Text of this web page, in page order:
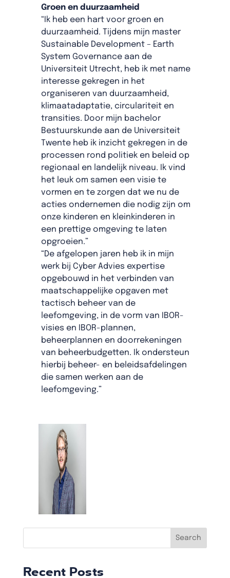
Groen en duurzaamheid
“Ik heb een hart voor groen en
duurzaamheid. Tijdens mijn master
Sustainable Development – Earth
System Governance aan de
Universiteit Utrecht, heb ik met name
interesse gekregen in het
organiseren van duurzaamheid,
klimaatadaptatie, circulariteit en
transities. Door mijn bachelor
Bestuurskunde aan de Universiteit
Twente heb ik inzicht gekregen in de
processen rond politiek en beleid op
regionaal en landelijk niveau. Ik vind
het leuk om samen een visie te
vormen en te zorgen dat we nu de
acties ondernemen die nodig zijn om
onze kinderen en kleinkinderen in
een prettige omgeving te laten
opgroeien.”
“De afgelopen jaren heb ik in mijn
werk bij Cyber Advies expertise
opgebouwd in het verbinden van
maatschappelijke opgaven met
tactisch beheer van de
leefomgeving, in de vorm van IBOR-
visies en IBOR-plannen,
beheerplannen en doorrekeningen
van beheerbudgetten. Ik ondersteun
hierbij beheer- en beleidsafdelingen
die samen werken aan de
leefomgeving.”
Search
Recent Posts